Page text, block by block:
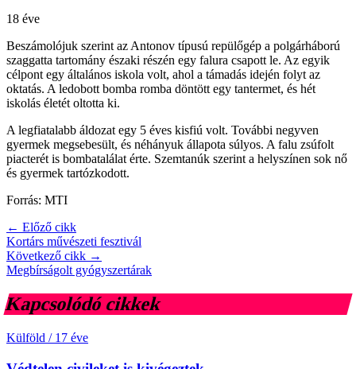
18 éve
Beszámolójuk szerint az Antonov típusú repülőgép a polgárháború
szaggatta tartomány északi részén egy falura csapott le. Az egyik
célpont egy általános iskola volt, ahol a támadás idején folyt az
oktatás. A ledobott bomba romba döntött egy tantermet, és hét
iskolás életét oltotta ki.
A legfiatalabb áldozat egy 5 éves kisfiú volt. További negyven
gyermek megsebesült, és néhányuk állapota súlyos. A falu zsúfolt
piacterét is bombatalálat érte. Szemtanúk szerint a helyszínen sok nő
és gyermek tartózkodott.
Forrás: MTI
← Előző cikk
Kortárs művészeti fesztivál
Következő cikk →
Megbírságolt gyógyszertárak
Kapcsolódó cikkek
Külföld / 17 éve